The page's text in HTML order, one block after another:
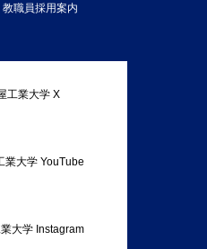
教職員採用案内
工業大学 X
業大学 YouTube
大学 Instagram